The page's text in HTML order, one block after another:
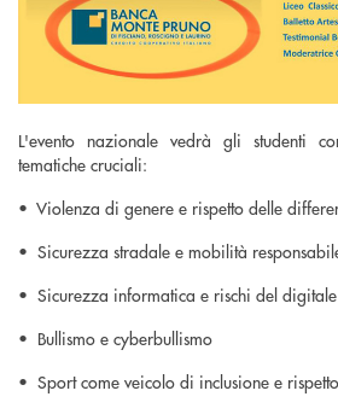
L'evento nazionale vedrà gli studenti
tematiche cruciali:
•⁠ ⁠Violenza di genere e rispetto delle
•⁠ ⁠Sicurezza stradale e mobilità
•⁠ ⁠Sicurezza informatica e rischi del digitale
•⁠ ⁠Bullismo e cyberbullismo
•⁠ ⁠Sport come veicolo di inclusione e